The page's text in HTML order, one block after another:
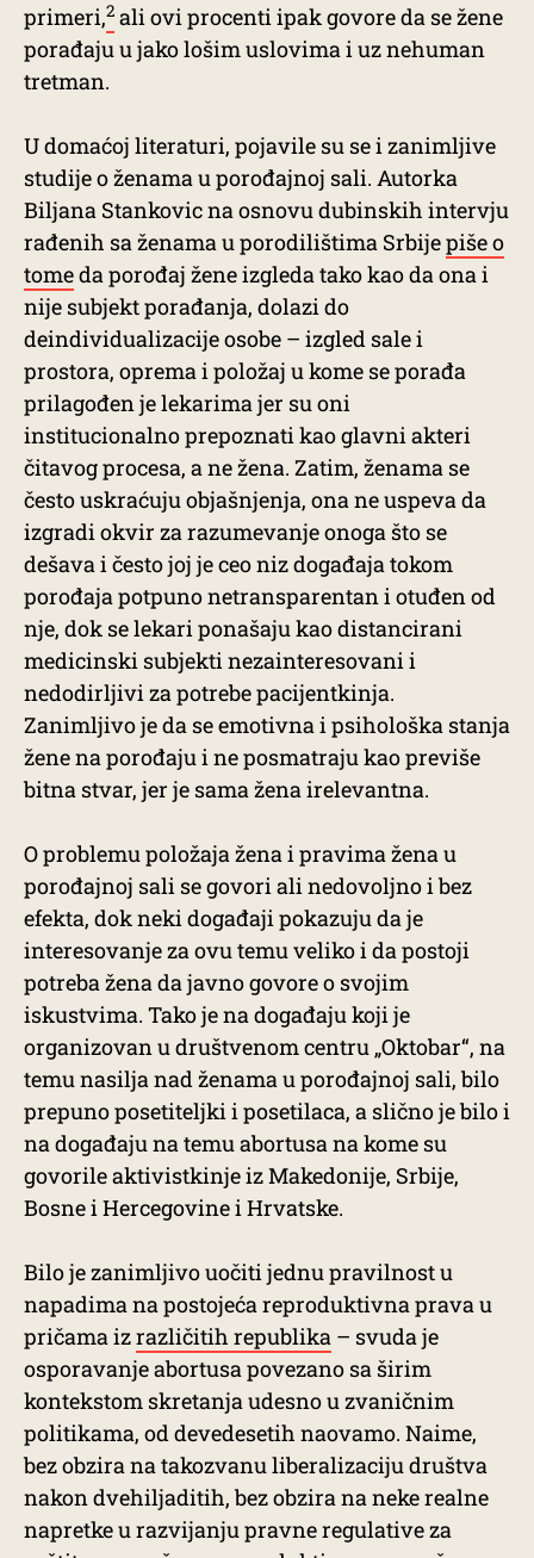
primeri,2 ali ovi procenti ipak govore da se žene
porađaju u jako lošim uslovima i uz nehuman
tretman.
U domaćoj literaturi, pojavile su se i zanimljive
studije o ženama u porođajnoj sali. Autorka
Biljana Stankovic na osnovu dubinskih intervju
rađenih sa ženama u porodilištima Srbijepiše o
tomeda porođaj žene izgleda tako kao da ona i
nije subjekt porađanja, dolazi do
deindividualizacije osobe – izgled sale i
prostora, oprema i položaj u kome se porađa
prilagođen je lekarima jer su oni
institucionalno prepoznati kao glavni akteri
čitavog procesa, a ne žena. Zatim, ženama se
često uskraćuju objašnjenja, ona ne uspeva da
izgradi okvir za razumevanje onoga što se
dešava i često joj je ceo niz događaja tokom
porođaja potpuno netransparentan i otuđen od
nje, dok se lekari ponašaju kao distancirani
medicinski subjekti nezainteresovani i
nedodirljivi za potrebe pacijentkinja.
Zanimljivo je da se emotivna i psihološka stanja
žene na porođaju i ne posmatraju kao previše
bitna stvar, jer je sama žena irelevantna.
O problemu položaja žena i pravima žena u
porođajnoj sali se govori ali nedovoljno i bez
efekta, dok neki događaji pokazuju da je
interesovanje za ovu temu veliko i da postoji
potreba žena da javno govore o svojim
iskustvima. Tako je na događaju koji je
organizovan u društvenom centru „Oktobar“, na
temu nasilja nad ženama u porođajnoj sali, bilo
prepuno posetiteljki i posetilaca, a slično je bilo i
na događaju na temu abortusa na kome su
govorile aktivistkinje iz Makedonije, Srbije,
Bosne i Hercegovine i Hrvatske.
Bilo je zanimljivo uočiti jednu pravilnost u
napadima na postojeća reproduktivna prava u
pričama izrazličitih republika – svuda je
osporavanje abortusa povezano sa širim
kontekstom skretanja udesno u zvaničnim
politikama, od devedesetih naovamo. Naime,
bez obzira na takozvanu liberalizaciju društva
nakon dvehiljaditih, bez obzira na neke realne
napretke u razvijanju pravne regulative za